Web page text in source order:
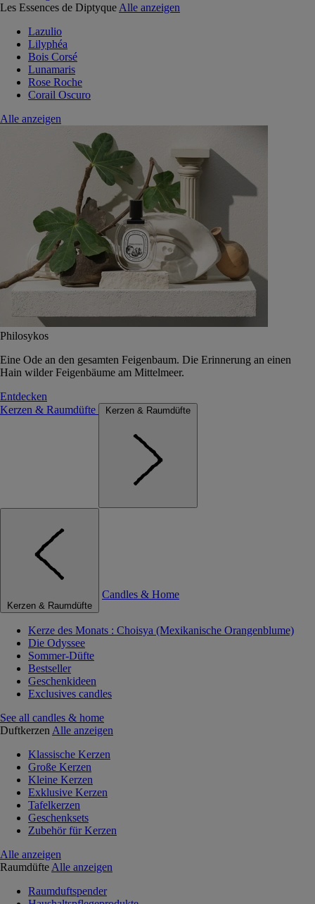
Les Essences de Diptyque Alle anzeigen
Lazulio
Lilyphéa
Bois Corsé
Lunamaris
Rose Roche
Corail Oscuro
Alle anzeigen
Philosykos
Eine Ode an den gesamten Feigenbaum. Die Erinnerung an einen
Hain wilder Feigenbäume am Mittelmeer.
Entdecken
Kerzen & Raumdüfte
Kerzen & Raumdüfte
Kerzen & Raumdüfte
Candles & Home
Kerze des Monats : Choisya (Mexikanische Orangenblume)
Die Odyssee
Sommer-Düfte
Bestseller
Geschenkideen
Exclusives candles
See all candles & home
Duftkerzen Alle anzeigen
Klassische Kerzen
Große Kerzen
Kleine Kerzen
Exklusive Kerzen
Tafelkerzen
Geschenksets
Zubehör für Kerzen
Alle anzeigen
Raumdüfte Alle anzeigen
Raumduftspender